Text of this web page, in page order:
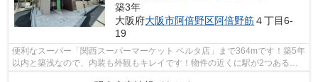
築3年
大阪府大阪市阿倍野区阿倍野筋４丁目6-
19
便利なスーパー「関西スーパーマーケット ベルタ店」まで364mです！築5年
以内と築浅なので、内装も外観もキレイです！物件の近くに駅が2つあるた
め、用途や行き先によって経路を選べま...